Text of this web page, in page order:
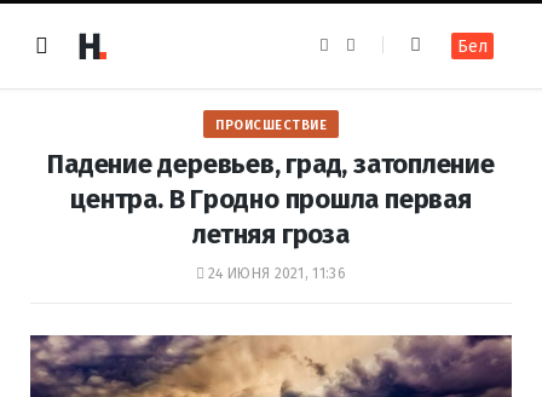
e
b
o
k
t
a
m
Бел
ПРОИСШЕСТВИЕ
Падение деревьев, град, затопление
центра. В Гродно прошла первая
летняя гроза
24 ИЮНЯ 2021, 11:36